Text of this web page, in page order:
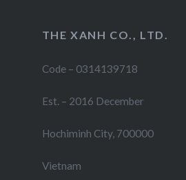
THE XANH CO., LTD.
Code – 0314139718
Est. – 2016 December
Hochiminh City, 700000
Vietnam